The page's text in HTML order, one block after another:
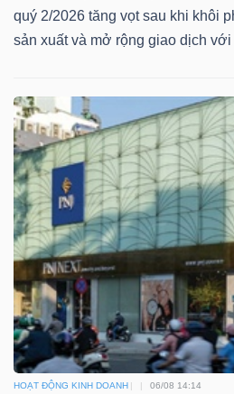
quý 2/2026 tăng vọt sau khi khôi
sản xuất và mở rộng giao dịch với
HOẠT ĐỘNG KINH DOANH 06/08 14:14
TÀI
CHÍNH
CÔNG
NGHỆ
THÔNG
TIN